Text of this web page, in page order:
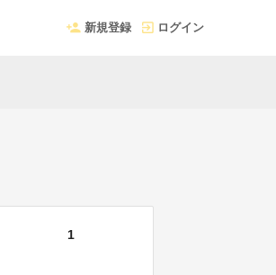
新規登録 ログイン
1